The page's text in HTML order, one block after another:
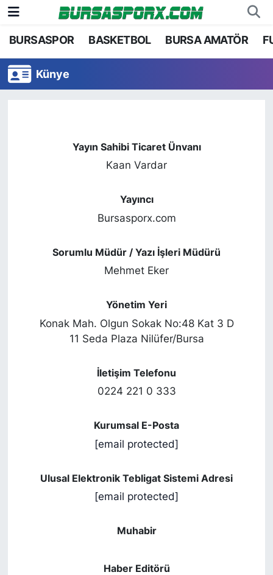
BURSASPOR BASKETBOL BURSA AMATÖR
Künye
Yayın Sahibi Ticaret Ünvanı
Kaan Vardar
Yayıncı
Bursasporx.com
Sorumlu Müdür / Yazı İşleri Müdürü
Mehmet Eker
Yönetim Yeri
Konak Mah. Olgun Sokak No:48 Kat 3 D
11 Seda Plaza Nilüfer/Bursa
İletişim Telefonu
0224 221 0 333
Kurumsal E-Posta
[email protected]
Ulusal Elektronik Tebligat Sistemi Adresi
[email protected]
Muhabir
Haber Editörü
Bursaspor
Futbol
Bursa Nöbetçi Eczaneler
Bursa Hava Durumu
Bursa Trafik Yoğunluk Haritası
TFF 1.Lig Puan Durumu ve Fikstür